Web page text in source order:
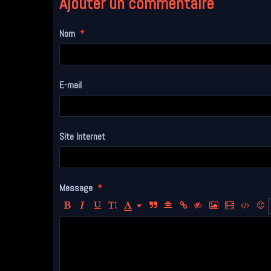
Nom
E-mail
Site Internet
Message